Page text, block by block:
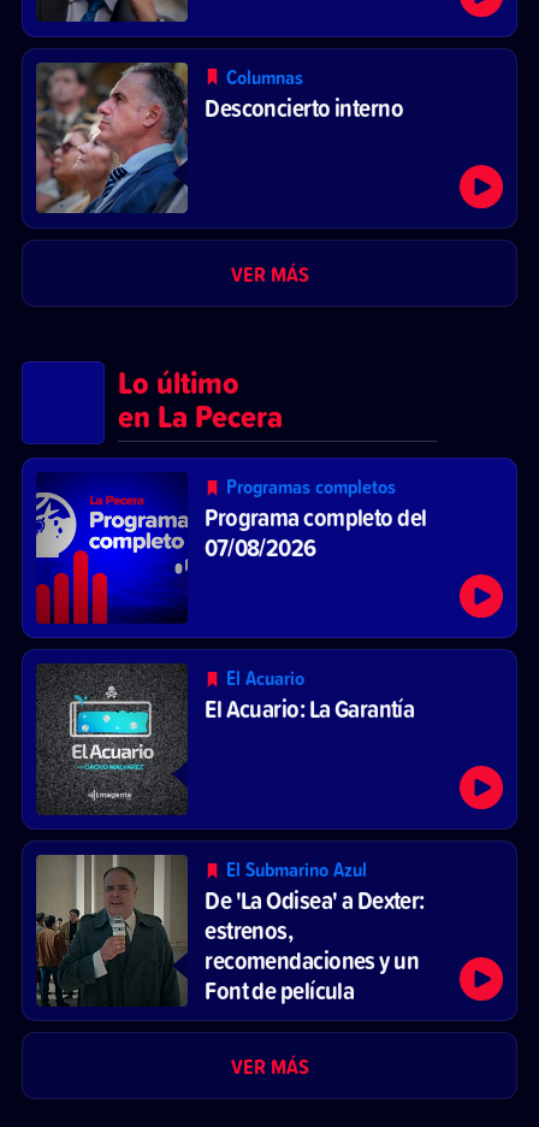
Columnas
Desconcierto interno
VER MÁS
Lo último
en La Pecera
Programas completos
Programa completo del
07/08/2026
El Acuario
El Acuario: La Garantía
El Submarino Azul
De 'La Odisea' a Dexter:
estrenos,
recomendaciones y un
Font de película
VER MÁS